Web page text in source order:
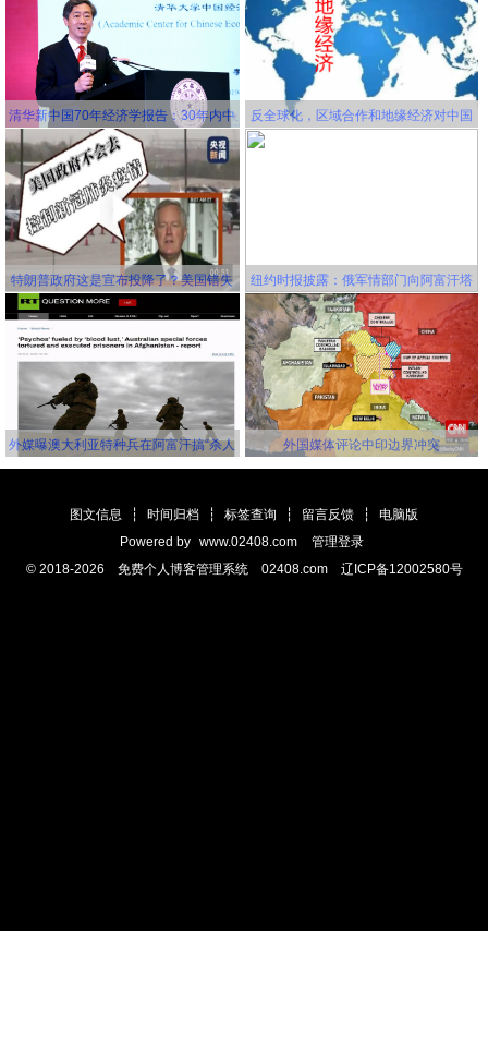
清华新中国70年经济学报告：30年内中
国将成为世界第一大经济体
反全球化，区域合作和地缘经济对中国
更有利！
特朗普政府这是宣布投降了？美国错失
延缓新冠病毒传播的机会，并且还要一
错再错！
纽约时报披露：俄军情部门向阿富汗塔
利班关联组织秘密提供赏金，鼓励他们
击杀美军
外媒曝澳大利亚特种兵在阿富汗搞“杀人
外国媒体评论中印边界冲突
图文信息 ┆ 时间归档 ┆ 标签查询 ┆ 留言反馈 ┆
电脑版
Powered by www.02408.com
管理登录
© 2018-2026 免费个人博客管理系统 02408.com 辽ICP备12002580号